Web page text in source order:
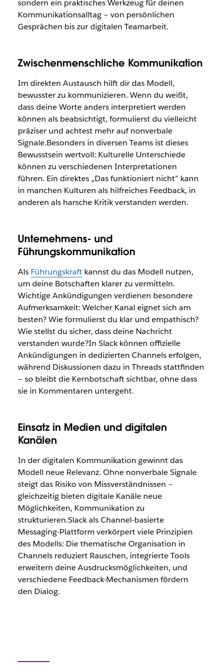
sondern ein praktisches Werkzeug für deinen
Kommunikationsalltag – von persönlichen
Gesprächen bis zur digitalen Teamarbeit.
Zwischenmenschliche Kommunikation
Im direkten Austausch hilft dir das Modell,
bewusster zu kommunizieren. Wenn du weißt,
dass deine Worte anders interpretiert werden
können als beabsichtigt, formulierst du vielleicht
präziser und achtest mehr auf nonverbale
Signale.Besonders in diversen Teams ist dieses
Bewusstsein wertvoll: Kulturelle Unterschiede
können zu verschiedenen Interpretationen
führen. Ein direktes „Das funktioniert nicht” kann
in manchen Kulturen als hilfreiches Feedback, in
anderen als harsche Kritik verstanden werden.
Unternehmens- und
Führungskommunikation
Als Führungskraftkannst du das Modell nutzen,
um deine Botschaften klarer zu vermitteln.
Wichtige Ankündigungen verdienen besondere
Aufmerksamkeit: Welcher Kanal eignet sich am
besten? Wie formulierst du klar und empathisch?
Wie stellst du sicher, dass deine Nachricht
verstanden wurde?In Slack können offizielle
Ankündigungen in dedizierten Channels erfolgen,
während Diskussionen dazu in Threads stattfinden
– so bleibt die Kernbotschaft sichtbar, ohne dass
sie in Kommentaren untergeht.
Einsatz in Medien und digitalen
Kanälen
In der digitalen Kommunikation gewinnt das
Modell neue Relevanz. Ohne nonverbale Signale
steigt das Risiko von Missverständnissen –
gleichzeitig bieten digitale Kanäle neue
Möglichkeiten, Kommunikation zu
strukturieren.Slack als Channel-basierte
Messaging-Plattform verkörpert viele Prinzipien
des Modells: Die thematische Organisation in
Channels reduziert Rauschen, integrierte Tools
erweitern deine Ausdrucksmöglichkeiten, und
verschiedene Feedback-Mechanismen fördern
den Dialog.